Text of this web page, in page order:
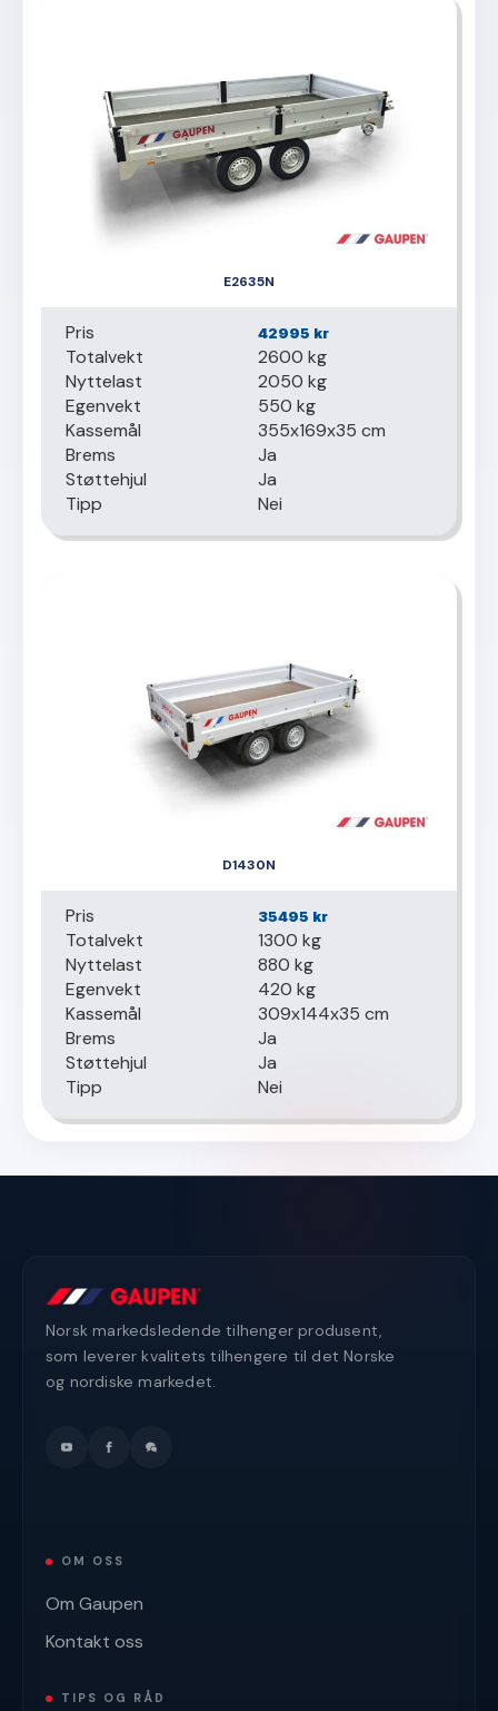
E2635N
Pris 42995 kr
Totalvekt
2600 kg
Nyttelast
2050 kg
Egenvekt
550 kg
Kassemål
355x169x35 cm
Brems
Ja
Støttehjul
Ja
Tipp
Nei
D1430N
Pris 35495 kr
Totalvekt
1300 kg
Nyttelast
880 kg
Egenvekt
420 kg
Kassemål
309x144x35 cm
Brems
Ja
Støttehjul
Ja
Tipp
Nei
Norsk markedsledende tilhenger produsent,
som leverer kvalitets tilhengere til det Norske
og nordiske markedet.
OM OSS
Om Gaupen
Kontakt oss
TIPS OG RÅD